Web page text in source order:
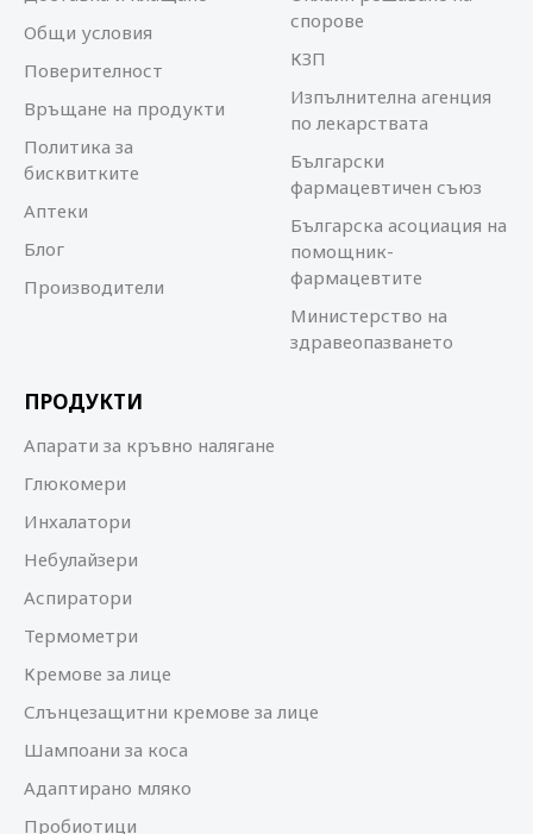
Общи условия
Поверителност
Връщане на продукти
Политика за
бисквитките
Аптеки
Блог
Производители
спорове
КЗП
Изпълнителна агенция
по лекарствата
Български
фармацевтичен съюз
Българска асоциация на
помощник-
фармацевтите
Министерство на
здравеопазването
ПРОДУКТИ
Апарати за кръвно налягане
Глюкомери
Инхалатори
Небулайзери
Аспиратори
Термометри
Кремове за лице
Слънцезащитни кремове за лице
Шампоани за коса
Адаптирано мляко
Пробиотици